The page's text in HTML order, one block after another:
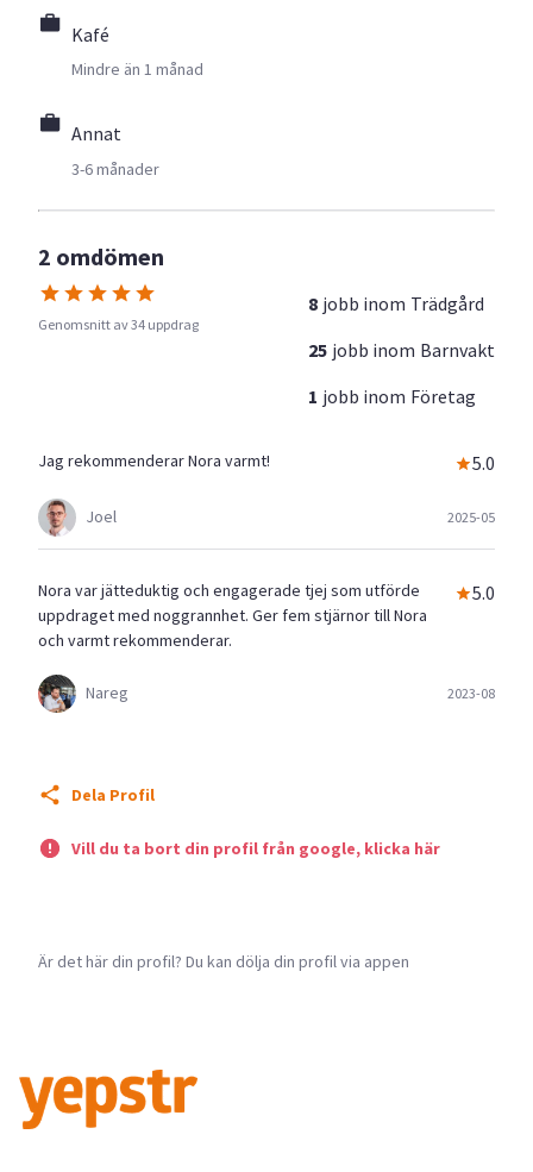
Kafé
Mindre än 1 månad
Annat
3-6 månader
2 omdömen
Genomsnitt av 34 uppdrag
8 jobb inom Trädgård
25 jobb inom Barnvakt
1 jobb inom Företag
Jag rekommenderar Nora varmt! 5.0
Joel 2025-05
Nora var jätteduktig och engagerade tjej som utförde
uppdraget med noggrannhet. Ger fem stjärnor till Nora
och varmt rekommenderar.
5.0
Nareg 2023-08
Dela Profil
Vill du ta bort din profil från google, klicka här
Är det här din profil? Du kan dölja din profil via appen